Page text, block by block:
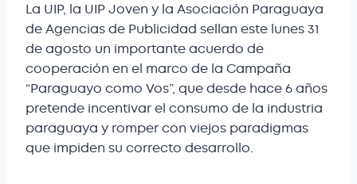
La UIP, la UIP Joven y la Asociación Paraguaya
de Agencias de Publicidad sellan este lunes 31
de agosto un importante acuerdo de
cooperación en el marco de la Campaña
“Paraguayo como Vos”, que desde hace 6 años
pretende incentivar el consumo de la industria
paraguaya y romper con viejos paradigmas
que impiden su correcto desarrollo.